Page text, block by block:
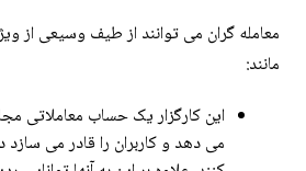
معامله گران می توانند از طیف وسیعی از
مانند:
می دهد و کاربران را قادر می سازد